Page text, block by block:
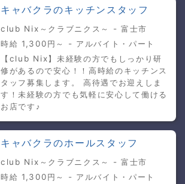
キャバクラのキッチンスタッフ
club Nix～クラブニクス～ - 富士市
時給 1,300円～ - アルバイト・パート
【club Nix】未経験の方でもしっかり研
修があるので安心！！高時給のキッチンス
タッフ募集します。 高待遇でお迎えしま
す！未経験の方でも気軽に安心して働ける
お店です♪
キャバクラのホールスタッフ
club Nix～クラブニクス～ - 富士市
時給 1,300円～ - アルバイト・パート